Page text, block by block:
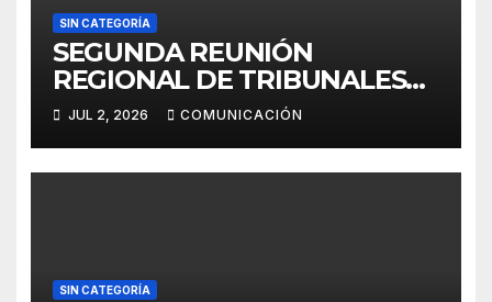
SIN CATEGORÍA
SEGUNDA REUNIÓN
REGIONAL DE TRIBUNALES
DE DISCIPLINA
JUL 2, 2026 COMUNICACIÓN
SIN CATEGORÍA